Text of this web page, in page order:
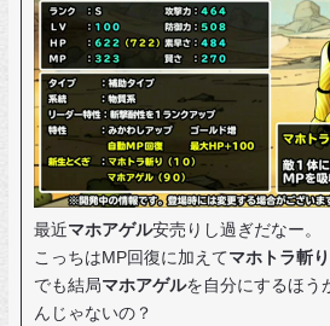
最近マホアゲル安売りし過ぎだなー。
こっちはMP回復に加えてマホトラ斬り
でも結局マホアゲルを自分にするほう
んじゃないの？